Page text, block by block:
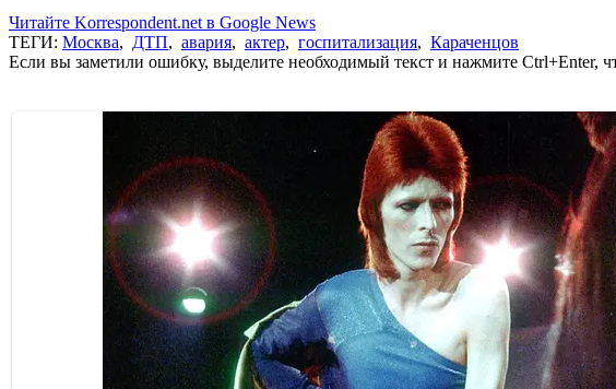
Читайте Korrespondent.net в Google News
ТЕГИ: Москва, ДТП, авария, актер, госпитализация, Караченцов
Если вы заметили ошибку, выделите необходимый текст и нажмите Ctrl+Enter,